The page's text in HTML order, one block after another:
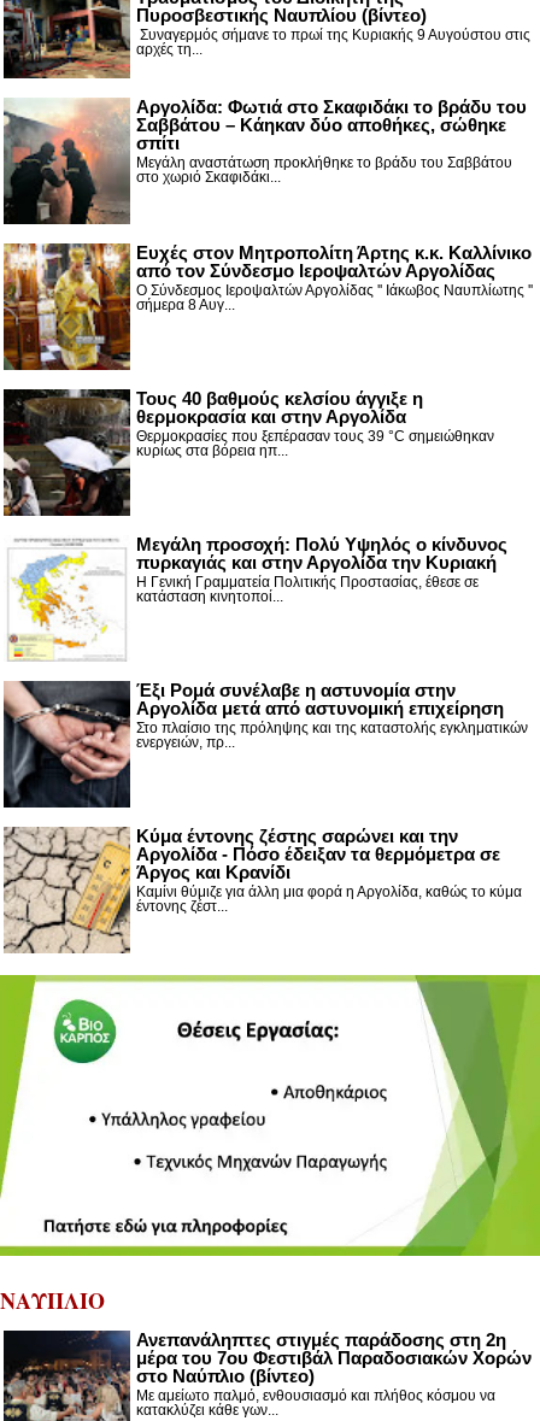
Πυροσβεστικής Ναυπλίου (βίντεο)
Συναγερμός σήμανε το πρωί της Κυριακής 9 Αυγούστου στις
αρχές τη...
Αργολίδα: Φωτιά στο Σκαφιδάκι το βράδυ του
Σαββάτου – Κάηκαν δύο αποθήκες, σώθηκε
σπίτι
Μεγάλη αναστάτωση προκλήθηκε το βράδυ του Σαββάτου
στο χωριό Σκαφιδάκι...
Ευχές στον Μητροπολίτη Άρτης κ.κ. Καλλίνικο
από τον Σύνδεσμο Ιεροψαλτών Αργολίδας
Ο Σύνδεσμος Ιεροψαλτών Αργολίδας '' Ιάκωβος Ναυπλίωτης ''
σήμερα 8 Αυγ...
Τους 40 βαθμούς κελσίου άγγιξε η
θερμοκρασία και στην Αργολίδα
Θερμοκρασίες που ξεπέρασαν τους 39 °C σημειώθηκαν
κυρίως στα βόρεια ηπ...
Μεγάλη προσοχή: Πολύ Υψηλός ο κίνδυνος
πυρκαγιάς και στην Αργολίδα την Κυριακή
Η Γενική Γραμματεία Πολιτικής Προστασίας, έθεσε σε
κατάσταση κινητοποί...
Έξι Ρομά συνέλαβε η αστυνομία στην
Αργολίδα μετά από αστυνομική επιχείρηση
Στο πλαίσιο της πρόληψης και της καταστολής εγκληματικών
ενεργειών, πρ...
Κύμα έντονης ζέστης σαρώνει και την
Αργολίδα - Πόσο έδειξαν τα θερμόμετρα σε
Άργος και Κρανίδι
Καμίνι θύμιζε για άλλη μια φορά η Αργολίδα, καθώς το κύμα
έντονης ζέστ...
ΝΑΥΠΛΙΟ
Ανεπανάληπτες στιγμές παράδοσης στη 2η
μέρα του 7ου Φεστιβάλ Παραδοσιακών Χορών
στο Ναύπλιο (βίντεο)
Με αμείωτο παλμό, ενθουσιασμό και πλήθος κόσμου να
κατακλύζει κάθε γων...